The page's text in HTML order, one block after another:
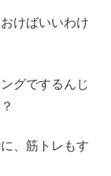
けばいいわけ
グでするんじ
、筋トレもす